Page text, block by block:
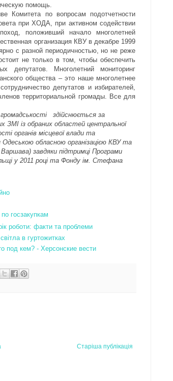
помощь.
Комитета по вопросам подотчетности
при ХОДА, при активном содействии
положивший начало многолетней
организация КВУ в декабре 1999
с разной периодичностью, но не реже
не только в том, чтобы обеспечить
депутатов. Многолетний мониторинг
общества – это наше многолетнее
депутатов и избирателей,
территориальной громады. Все для
громадськості здійснюється за
ЗМІ із обраних областей центральної
органів місцевої влади та
обласною організацією КВУ та
завдяки підтримці Програми
у 2011 році та Фонду ім. Стефана
госзакупкам
роботи: факти та проблеми
в гуртожитках
под кем? - Херсонские вести
Старіша публікація